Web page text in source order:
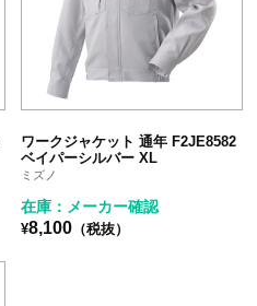
ワークジャケット 通年 F2JE8582
ベイパーシルバー XL
ミズノ
在庫：メーカー確認
¥8,100 （税抜）